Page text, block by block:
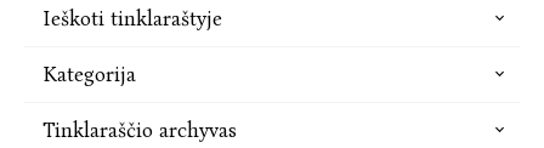
Ieškoti tinklaraštyje
Kategorija
Tinklaraščio archyvas